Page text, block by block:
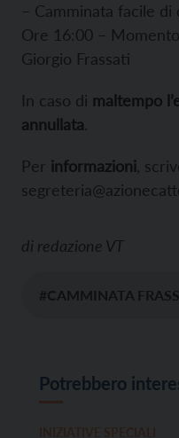
– Camminata facile di
Ore 16:00 –
Giorgio Frassati
In caso di maltempo
annullata.
Per informazioni ,
di redazione VT
#CAMMINATA
Potrebbero